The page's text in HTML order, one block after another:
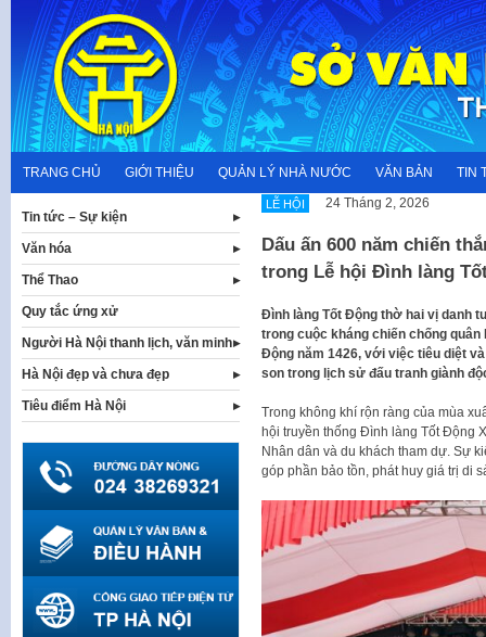
content
TRANG CHỦ GIỚI THIỆU QUẢN LÝ NHÀ NƯỚC VĂN BẢN TIN
LỄ HỘI 24 Tháng 2, 2026
Dấu ấn 600 năm chiến
trong Lễ hội Đình làng
Đình làng Tốt Động thờ hai vị danh
trong cuộc kháng chiến chống quân
Động năm 1426, với việc tiêu diệt
son trong lịch sử đấu tranh giành
Trong không khí rộn ràng của mùa
hội truyền thống Đình làng Tốt Động
Nhân dân và du khách tham dự. Sự
góp phần bảo tồn, phát huy giá trị di
Tin tức – Sự kiện
Văn hóa
Thể Thao
Quy tắc ứng xử
Người Hà Nội thanh lịch, văn minh
Hà Nội đẹp và chưa đẹp
Tiêu điểm Hà Nội